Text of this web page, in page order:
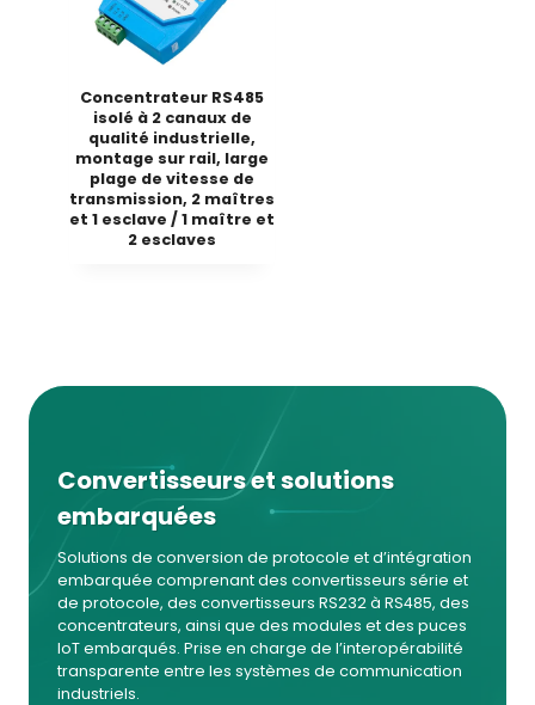
Concentrateur RS485
isolé à 2 canaux de
qualité industrielle,
montage sur rail, large
plage de vitesse de
transmission, 2 maîtres
et 1 esclave / 1 maître et
2 esclaves
Convertisseurs et solutions
embarquées
Solutions de conversion de protocole et d’intégration
embarquée comprenant des convertisseurs série et
de protocole, des convertisseurs RS232 à RS485, des
concentrateurs, ainsi que des modules et des puces
IoT embarqués. Prise en charge de l’interopérabilité
transparente entre les systèmes de communication
industriels.